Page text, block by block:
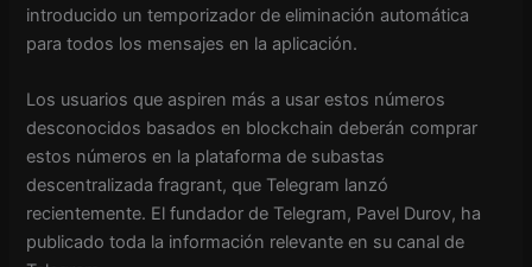
introducido un temporizador de eliminación automática
para todos los mensajes en la aplicación.
Los usuarios que aspiren más a usar estos números
desconocidos basados ​​en blockchain deberán comprar
estos números en la plataforma de subastas
descentralizada fragrant, que Telegram lanzó
recientemente. El fundador de Telegram, Pavel Durov, ha
publicado toda la información relevante en su canal de